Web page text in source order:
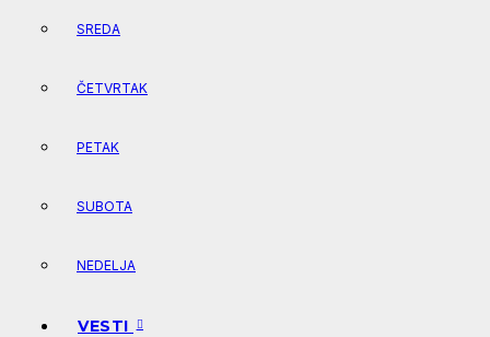
SREDA
ČETVRTAK
PETAK
SUBOTA
NEDELJA
VESTI